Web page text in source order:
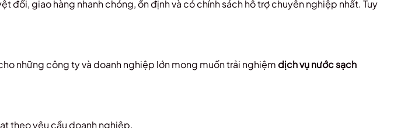
giao hàng nhanh chóng, ổn định và có chính sách hỗ trợ chuyên nghiệp nhất. Tuy
những công ty và doanh nghiệp lớn mong muốn trải nghiệmdịch vụ nước sạch
theo yêu cầu doanh nghiệp.